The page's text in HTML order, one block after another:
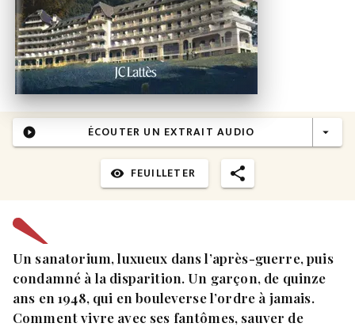
play_circle_filled ÉCOUTER UN EXTRAIT AUDIO arrow_drop_down
visibility FEUILLETER
Un sanatorium, luxueux dans l’après-guerre, puis
condamné à la disparition. Un garçon, de quinze
ans en 1948, qui en bouleverse l’ordre à jamais.
Comment vivre avec ses fantômes, sauver de